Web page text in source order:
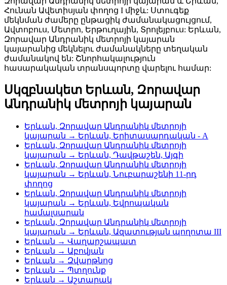
Հունան Ավետիսյան փողոց I միջև: Ստուգեք
մեկնման ժամերը ընթացիկ ժամանակացույցում,
Ավտոբուս, Մետրո, Երթուղային, Տրոլեյբուս: Երևան,
Զորավար Անդրանիկ մետրոյի կայարան
կայարանից մեկնելու ժամանակները տեղական
ժամանակով են: Շնորհակալություն
հասարակական տրանսպորտը վարելու համար:
Սկզբնակետ Երևան, Զորավար
Անդրանիկ մետրոյի կայարան
Երևան, Զորավար Անդրանիկ մետրոյի
կայարան → Երևան, Երիտասարդական - A
Երևան, Զորավար Անդրանիկ մետրոյի
կայարան → Երևան, Դավթաշեն, Այգի
Երևան, Զորավար Անդրանիկ մետրոյի
կայարան → Երևան, Նուբարաշենի 11-րդ
փողոց
Երևան, Զորավար Անդրանիկ մետրոյի
կայարան → Երևան, Եվրոպական
համալսարան
Երևան, Զորավար Անդրանիկ մետրոյի
կայարան → Երևան, Ազատության պողոտա III
Երևան → Վաղարշապատ
Երևան → Աբովյան
Երևան → Զվարթնոց
Երևան → Պտղունք
Երևան → Աշտարակ